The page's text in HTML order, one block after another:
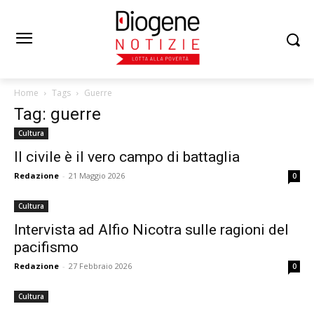
Home Tags Guerre
Tag: guerre
Cultura
Il civile è il vero campo di battaglia
Redazione - 21 Maggio 2026 0
Cultura
Intervista ad Alfio Nicotra sulle ragioni del
pacifismo
Redazione - 27 Febbraio 2026 0
Cultura